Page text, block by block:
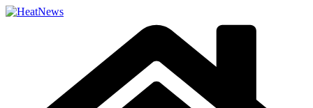
Přeskočit